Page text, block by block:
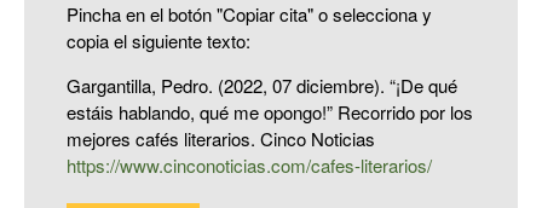
Pincha en el botón "Copiar cita" o selecciona y
copia el siguiente texto:
Gargantilla, Pedro. (2022, 07 diciembre). “¡De qué
estáis hablando, qué me opongo!” Recorrido por los
mejores cafés literarios. Cinco Noticias
https://www.cinconoticias.com/cafes-literarios/